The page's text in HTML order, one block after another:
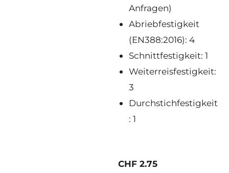
Anfragen)
Abriebfestigkeit
(EN388:2016): 4
Schnittfestigkeit: 1
Weiterreisfestigkeit:
3
Durchstichfestigkeit
: 1
CHF 2.75